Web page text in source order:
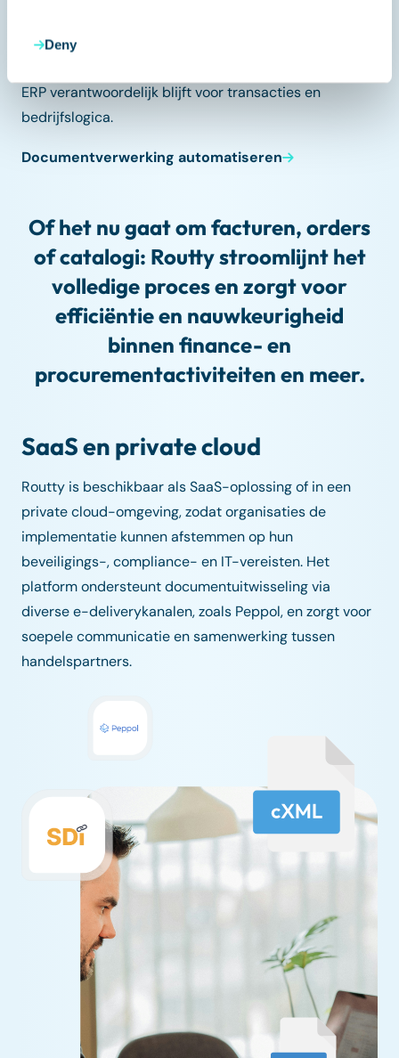
Deny
ERP verantwoordelijk blijft voor transacties en
bedrijfslogica.
Documentverwerking automatiseren
Of het nu gaat om facturen, orders
of catalogi: Routty stroomlijnt het
volledige proces en zorgt voor
efficiëntie en nauwkeurigheid
binnen finance- en
procurementactiviteiten en meer.
SaaS en private cloud
Routty is beschikbaar als SaaS-oplossing of in een
private cloud-omgeving, zodat organisaties de
implementatie kunnen afstemmen op hun
beveiligings-, compliance- en IT-vereisten. Het
platform ondersteunt documentuitwisseling via
diverse e-deliverykanalen, zoals Peppol, en zorgt voor
soepele communicatie en samenwerking tussen
handelspartners.